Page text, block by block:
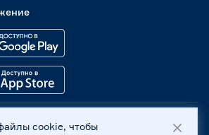
2004 -2026, 236029, г. Калининград,
cookie, чтобы